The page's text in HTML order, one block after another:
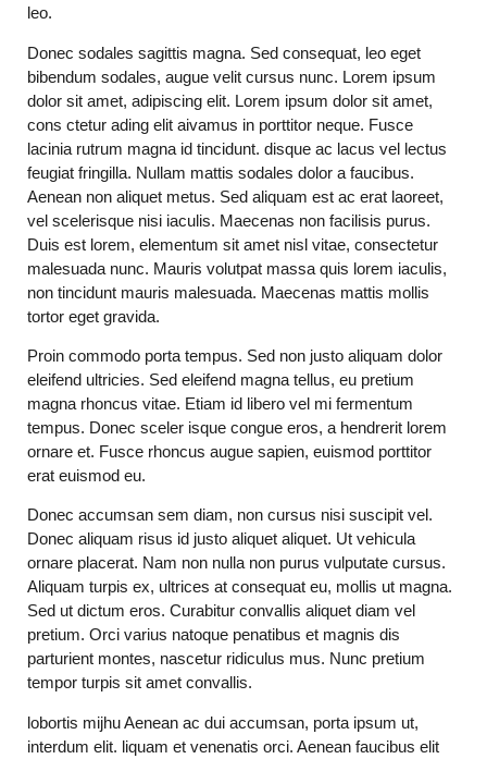
leo.
Donec sodales sagittis magna. Sed consequat, leo eget
bibendum sodales, augue velit cursus nunc. Lorem ipsum
dolor sit amet, adipiscing elit. Lorem ipsum dolor sit amet,
cons ctetur ading elit aivamus in porttitor neque. Fusce
lacinia rutrum magna id tincidunt. disque ac lacus vel lectus
feugiat fringilla. Nullam mattis sodales dolor a faucibus.
Aenean non aliquet metus. Sed aliquam est ac erat laoreet,
vel scelerisque nisi iaculis. Maecenas non facilisis purus.
Duis est lorem, elementum sit amet nisl vitae, consectetur
malesuada nunc. Mauris volutpat massa quis lorem iaculis,
non tincidunt mauris malesuada. Maecenas mattis mollis
tortor eget gravida.
Proin commodo porta tempus. Sed non justo aliquam dolor
eleifend ultricies. Sed eleifend magna tellus, eu pretium
magna rhoncus vitae. Etiam id libero vel mi fermentum
tempus. Donec sceler isque congue eros, a hendrerit lorem
ornare et. Fusce rhoncus augue sapien, euismod porttitor
erat euismod eu.
Donec accumsan sem diam, non cursus nisi suscipit vel.
Donec aliquam risus id justo aliquet aliquet. Ut vehicula
ornare placerat. Nam non nulla non purus vulputate cursus.
Aliquam turpis ex, ultrices at consequat eu, mollis ut magna.
Sed ut dictum eros. Curabitur convallis aliquet diam vel
pretium. Orci varius natoque penatibus et magnis dis
parturient montes, nascetur ridiculus mus. Nunc pretium
tempor turpis sit amet convallis.
lobortis mijhu Aenean ac dui accumsan, porta ipsum ut,
interdum elit. liquam et venenatis orci. Aenean faucibus elit